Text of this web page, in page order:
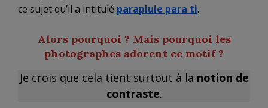
ce sujet qu’il a intitulé parapluie para ti.
Alors pourquoi ? Mais pourquoi les
photographes adorent ce motif ?
Je crois que cela tient surtout à la notion de
contraste.